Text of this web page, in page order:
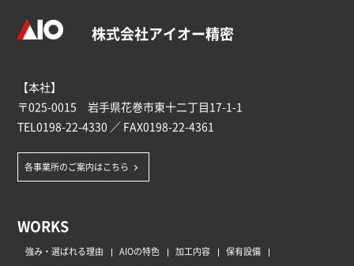
株式会社アイオー精密
【本社】
〒025-0015 岩手県花巻市東十二丁目17-1-1
TEL0198-22-4330 ／ FAX0198-22-4361
各事業所のご案内はこちら
WORKS
強み・選ばれる理由 AIOの特色 加工内容
保有設備